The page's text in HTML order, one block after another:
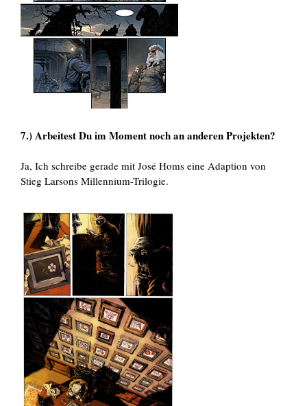
7.) Arbeitest Du im Moment noch an anderen Projekten?
Ja, Ich schreibe gerade mit José Homs eine Adaption von
Stieg Larsons Millennium-Trilogie.